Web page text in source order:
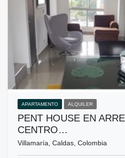
APARTAMENTO ALQUILER
PENT HOUSE EN
CENTRO…
Villamaría, Caldas, Colombia